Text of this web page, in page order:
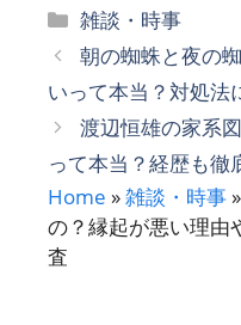
カ
テ
ゴ
リ
ー
雑談・時事
朝の蜘蛛と夜の
いって本当？対処法
渡辺恒雄の家系
って本当？経歴も徹
Home »雑談・時事 »
の？縁起が悪い理由
査